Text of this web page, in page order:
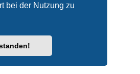
bei der Nutzung zu